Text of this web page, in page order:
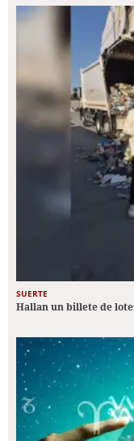
SUERTE
Hallan un billete de